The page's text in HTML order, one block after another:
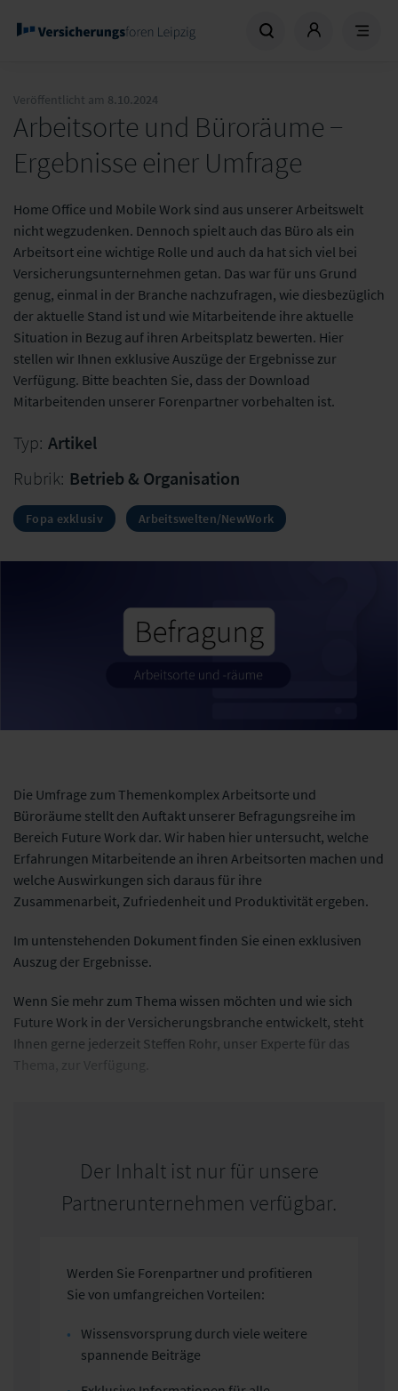
Veröffentlicht am 8.10.2024
Arbeitsorte und Büroräume −
Ergebnisse einer Umfrage
Home Office und Mobile Work sind aus unserer Arbeitswelt
nicht wegzudenken. Dennoch spielt auch das Büro als ein
Arbeitsort eine wichtige Rolle und auch da hat sich viel bei
Versicherungsunternehmen getan. Das war für uns Grund
genug, einmal in der Branche nachzufragen, wie diesbezüglich
der aktuelle Stand ist und wie Mitarbeitende ihre aktuelle
Situation in Bezug auf ihren Arbeitsplatz bewerten. Hier
stellen wir Ihnen exklusive Auszüge der Ergebnisse zur
Verfügung. Bitte beachten Sie, dass der Download
Mitarbeitenden unserer Forenpartner vorbehalten ist.
Typ: Artikel
Rubrik: Betrieb & Organisation
Fopa exklusiv Arbeitswelten/NewWork
Die Umfrage zum Themenkomplex Arbeitsorte und
Büroräume stellt den Auftakt unserer Befragungsreihe im
Bereich Future Work dar. Wir haben hier untersucht, welche
Erfahrungen Mitarbeitende an ihren Arbeitsorten machen und
welche Auswirkungen sich daraus für ihre
Zusammenarbeit, Zufriedenheit und Produktivität ergeben.
Im untenstehenden Dokument finden Sie einen exklusiven
Auszug der Ergebnisse.
Wenn Sie mehr zum Thema wissen möchten und wie sich
Future Work in der Versicherungsbranche entwickelt, steht
Ihnen gerne jederzeit Steffen Rohr, unser Experte für das
Thema, zur Verfügung.
Der Inhalt ist nur für unsere
Partnerunternehmen verfügbar.
Werden Sie Forenpartner und profitieren
Sie von umfangreichen Vorteilen:
Wissensvorsprung durch viele weitere
spannende Beiträge